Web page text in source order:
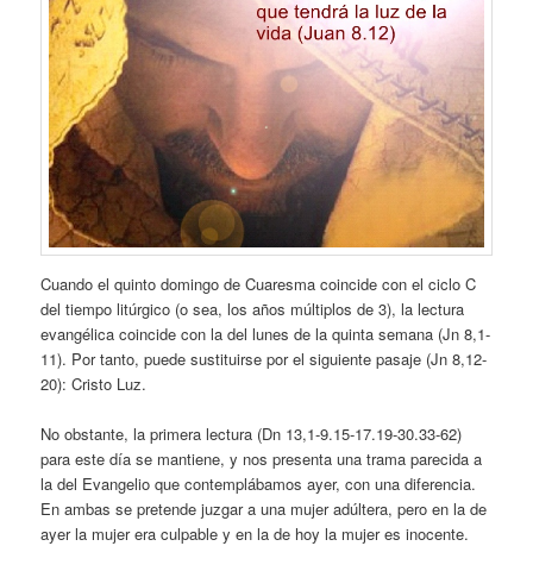
Cuando el quinto domingo de Cuaresma coincide con el ciclo C
del tiempo litúrgico (o sea, los años múltiplos de 3), la lectura
evangélica coincide con la del lunes de la quinta semana (Jn 8,1-
11). Por tanto, puede sustituirse por el siguiente pasaje (Jn 8,12-
20): Cristo Luz.
No obstante, la primera lectura (Dn 13,1-9.15-17.19-30.33-62)
para este día se mantiene, y nos presenta una trama parecida a
la del Evangelio que contemplábamos ayer, con una diferencia.
En ambas se pretende juzgar a una mujer adúltera, pero en la de
ayer la mujer era culpable y en la de hoy la mujer es inocente.